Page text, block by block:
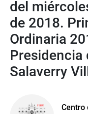
del
de 2018.
Ordinaria
Presidencia
Salaverry
Centro